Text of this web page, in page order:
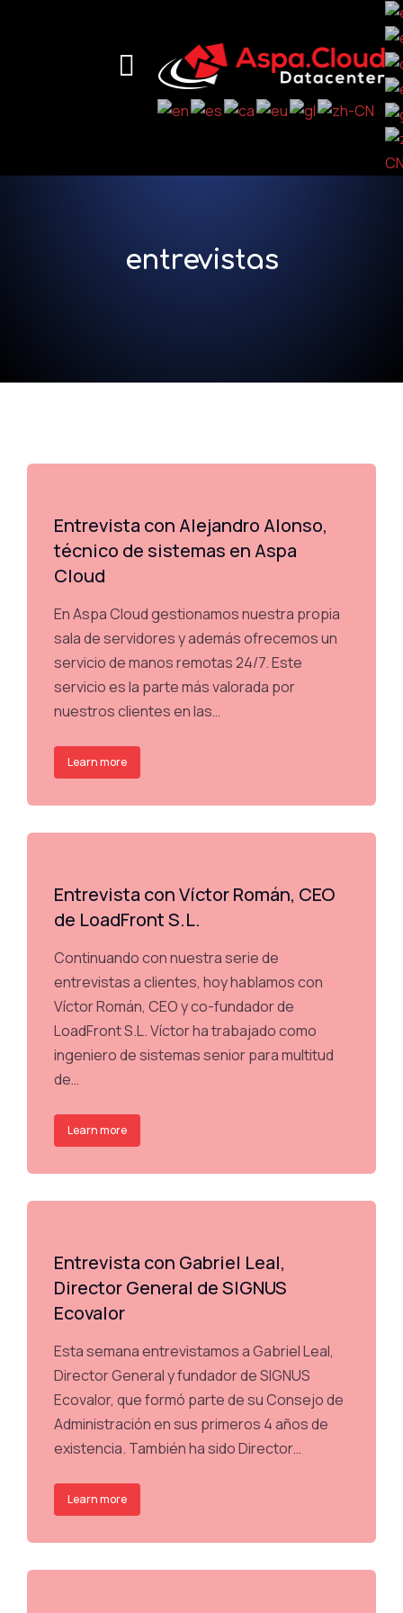
entrevistas
Entrevista con Alejandro Alonso,
técnico de sistemas en Aspa
Cloud
En Aspa Cloud gestionamos nuestra propia
sala de servidores y además ofrecemos un
servicio de manos remotas 24/7. Este
servicio es la parte más valorada por
nuestros clientes en las…
Learn more
Entrevista con Víctor Román, CEO
de LoadFront S.L.
Continuando con nuestra serie de
entrevistas a clientes, hoy hablamos con
Víctor Román, CEO y co-fundador de
LoadFront S.L. Víctor ha trabajado como
ingeniero de sistemas senior para multitud
de…
Learn more
Entrevista con Gabriel Leal,
Director General de SIGNUS
Ecovalor
Esta semana entrevistamos a Gabriel Leal,
Director General y fundador de SIGNUS
Ecovalor, que formó parte de su Consejo de
Administración en sus primeros 4 años de
existencia. También ha sido Director…
Learn more